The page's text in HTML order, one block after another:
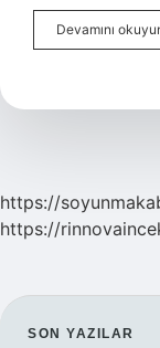
Devamını
https://
https://
SON YAZILAR